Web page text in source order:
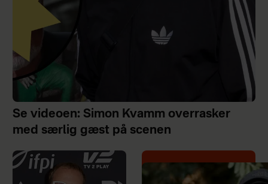
Se videoen: Simon Kvamm overrasker
med særlig gæst på scenen